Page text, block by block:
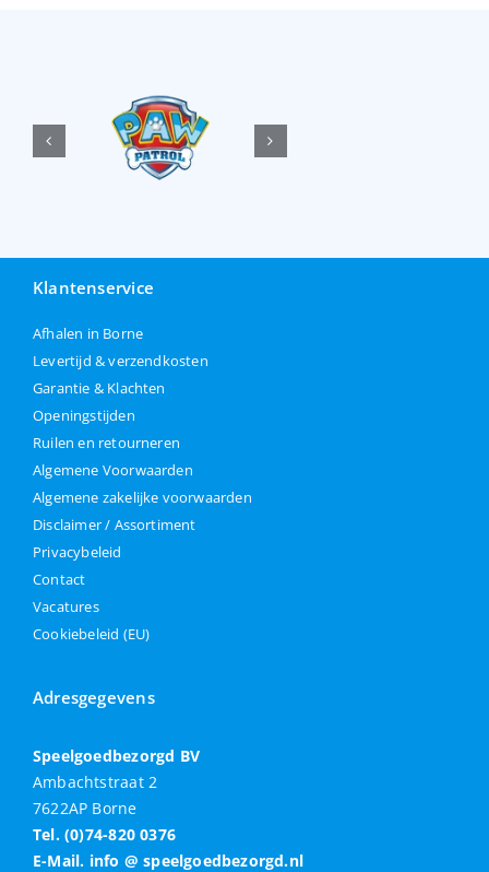
Klantenservice
Afhalen in Borne
Levertijd & verzendkosten
Garantie & Klachten
Openingstijden
Ruilen en retourneren
Algemene Voorwaarden
Algemene zakelijke voorwaarden
Disclaimer / Assortiment
Privacybeleid
Contact
Vacatures
Cookiebeleid (EU)
Adresgegevens
Speelgoedbezorgd BV
Ambachtstraat 2
7622AP Borne
Tel. (0)74-820 0376
E-Mail. info @ speelgoedbezorgd.nl